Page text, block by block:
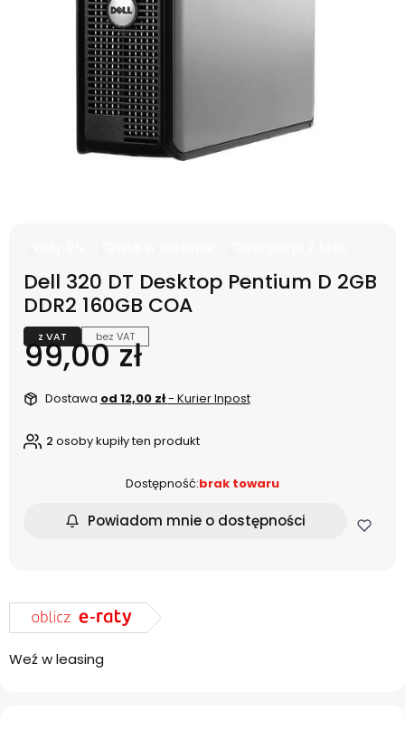
Dell 320 DT Desktop Pentium D 2GB
DDR2 160GB COA
z VAT bez VAT
Cena
99,00 zł
Dostawa od 12,00 zł- Kurier Inpost
2 osoby kupiły ten produkt
Dostępność:brak towaru
Powiadom mnie o dostępności
Weź w leasing